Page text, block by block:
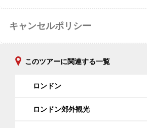
キャンセルポリシー
このツアーに関連する一覧
ロンドン
ロンドン郊外観光